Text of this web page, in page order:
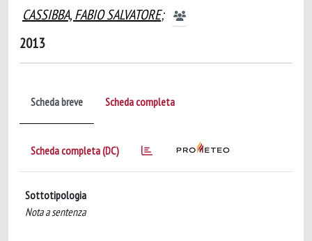
CASSIBBA, FABIO SALVATORE;
2013
Scheda breve Scheda completa
Scheda completa (DC)
Sottotipologia
Nota a sentenza